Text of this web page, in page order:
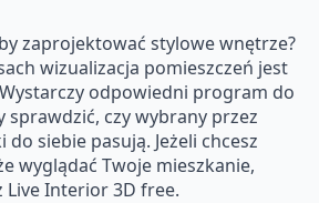
zaprojektować stylowe wnętrze?
wizualizacja pomieszczeń jest
odpowiedni program do
sprawdzić, czy wybrany przez
siebie pasują. Jeżeli chcesz
wyglądać Twoje mieszkanie,
Interior 3D free.